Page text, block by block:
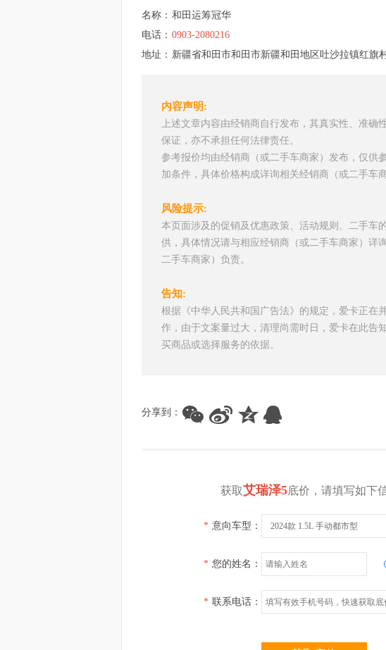
名称： 和田运筹冠华
电话： 0903-2080216
地址： 新疆省和田市和田市新疆和田地区吐沙拉镇红旗
内容声明:
上述文章内容由经销商自行发布，其真实性、准
保证，亦不承担任何法律责任。
参考报价均由经销商（或二手车商家）发布，仅供
加条件，具体价格构成详询相关经销商（或二手车商
风险提示:
本页面涉及的促销及优惠政策、活动规则、二手车
供，具体情况请与相应经销商（或二手车商家）详
二手车商家）负责。
告知:
根据《中华人民共和国广告法》的规定，爱卡正在
作，由于文案量过大，清理尚需时日，爱卡在此告
买商品或选择服务的依据。
分享到：
获取艾瑞泽5底价，请填写如下
* 意向车型： 2024款 1.5L 手动都市型
* 您的姓名：
* 联系电话：